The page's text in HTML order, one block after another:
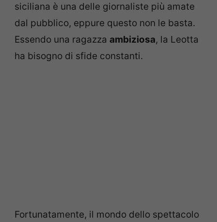
siciliana è una delle giornaliste più amate
dal pubblico, eppure questo non le basta.
Essendo una ragazza ambiziosa, la Leotta
ha bisogno di sfide constanti.
Fortunatamente, il mondo dello spettacolo